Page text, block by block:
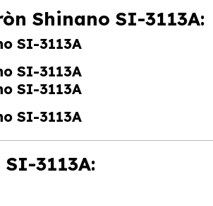
Shinano SI-3113A:
3113A: